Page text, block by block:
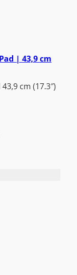
| 43,9 cm
cm (17.3″)